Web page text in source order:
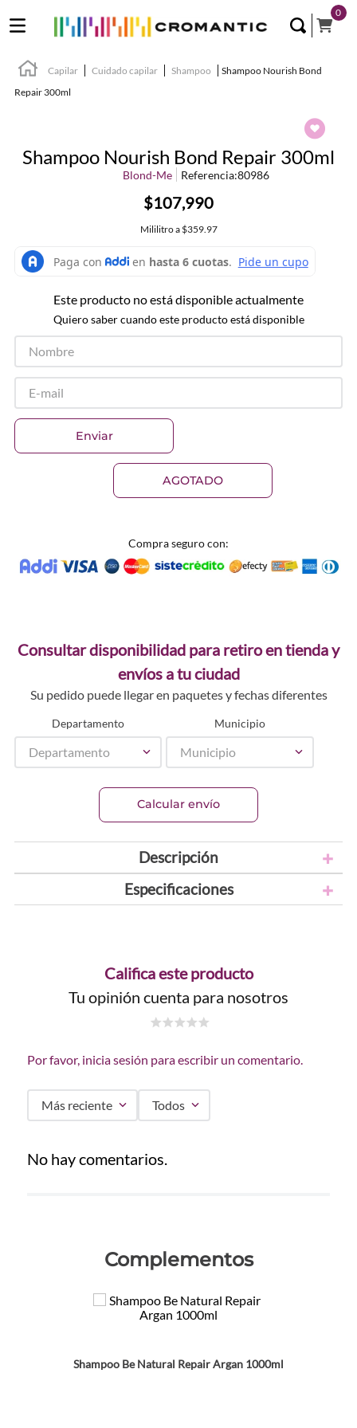
0
Capilar Cuidado capilar Shampoo
Shampoo Nourish Bond
Repair 300ml
Shampoo Nourish Bond Repair 300ml
Blond-Me Referencia:80986
$107,990
Mililitroa $359.97
Este producto no está disponible actualmente
Quiero saber cuando este producto está disponible
Enviar
AGOTADO
Compra seguro con:
Consultar disponibilidad para retiro en tienda y
envíos a tu ciudad
Su pedido puede llegar en paquetes y fechas diferentes
Departamento
Departamento
Municipio
Municipio
Calcular envío
Descripción
Especificaciones
Califica este producto
Tu opinión cuenta para nosotros
Por favor, inicia sesión para escribir un comentario.
Más reciente Todos
No hay comentarios.
Complementos
Shampoo Be Natural Repair Argan 1000ml